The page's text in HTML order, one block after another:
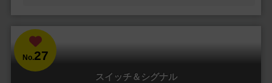
No.27
スイッチ＆シグナル